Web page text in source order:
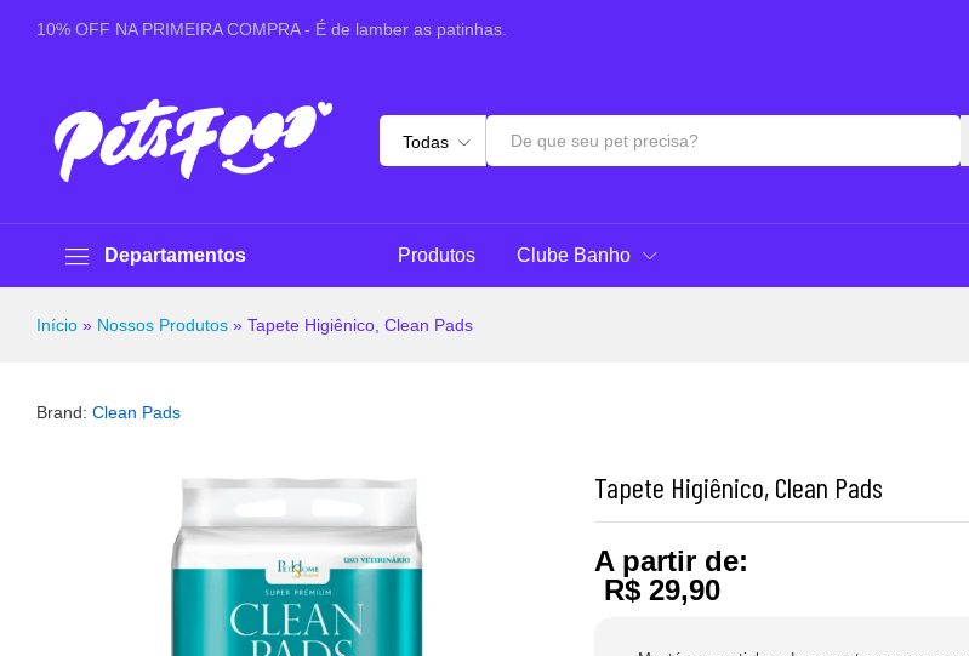
10% OFF NA PRIMEIRA COMPRA - É de lamber as patinhas.
Todas
Departamentos Produtos Clube Banho
Início » Nossos Produtos » Tapete Higiênico, Clean Pads
Brand: Clean Pads
Tapete Higiênico, Clean Pads
A partir de:
R$29,90
Sobre este produto Especificações Perguntas & Respostas